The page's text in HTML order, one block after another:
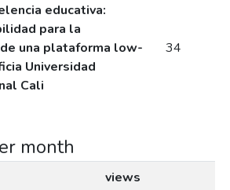
educativa:
para la
una plataforma low-
Universidad
Cali
34
month
views